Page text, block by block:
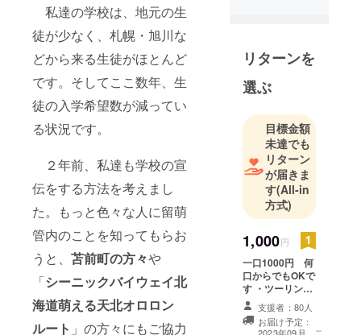
私達の学校は、地元の生
徒が少なく、札幌・旭川な
どから来る生徒がほとんど
です。そしてここ数年、生
徒の入学希望数が減ってい
る状況です。
２年前、私達も学校の宣
伝をする方法を考えまし
た。もっと色々な人に留萌
管内のことを知ってもらお
うと、 苫前町の方々や
「シーニックバイウェイ北
海道萌える天北オロロン
ルート 」の方々にもご協力
リターンを
選ぶ
目標金額
未達でも
リターン
が届きま
す(All-in
方式)
1,000円
一口1000円 何
口からでもOKで
す ・ツーリング
メンバーから感
謝のメールをお
送りします。 ・
支援者：80人
お届け予定：